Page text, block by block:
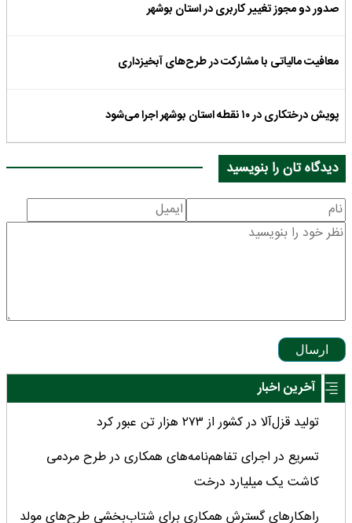
صدور دو مجوز تغییر کاربری در استان بوشهر
معافیت مالیاتی با مشارکت در طرح‌های آبخیزداری
پویش درختکاری در ۱۰ نقطه استان بوشهر اجرا می‌شود
دیدگاه تان را بنویسید
ارسال
آخرین اخبار
تولید قزل‌آلا در کشور از ۲۷۳ هزار تن عبور کرد
تسریع در اجرای تفاهم‌نامه‌های همکاری در طرح مردمی
کاشت یک میلیارد درخت
راهکارهای گسترش همکاری برای شتاب‌بخشی طرح‌های مولد